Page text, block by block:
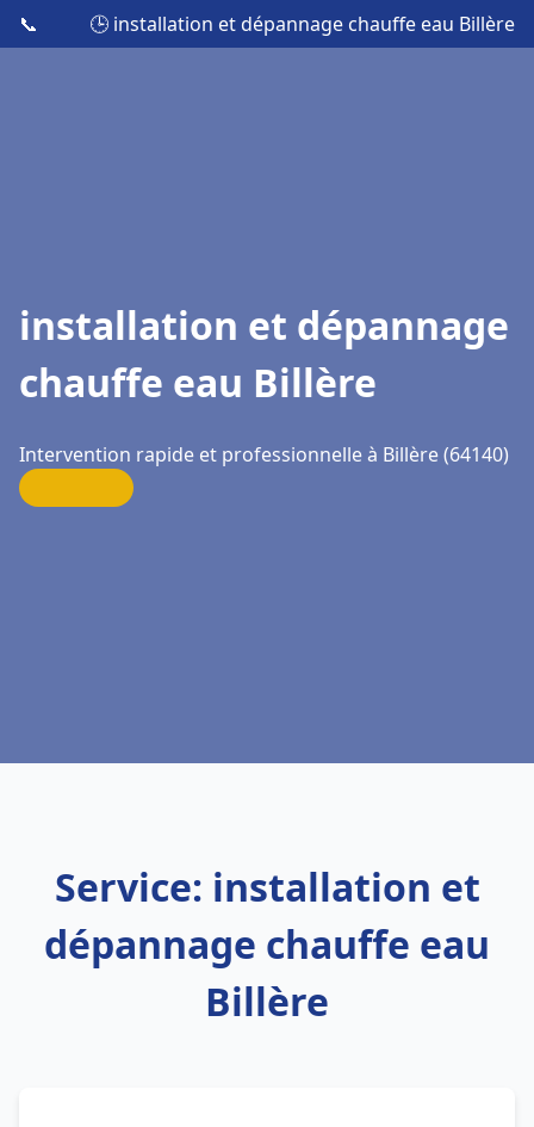
📞 🕒 installation et dépannage chauffe eau Billère
installation et dépannage
chauffe eau Billère
Intervention rapide et professionnelle à Billère (64140)
Service: installation et
dépannage chauffe eau
Billère